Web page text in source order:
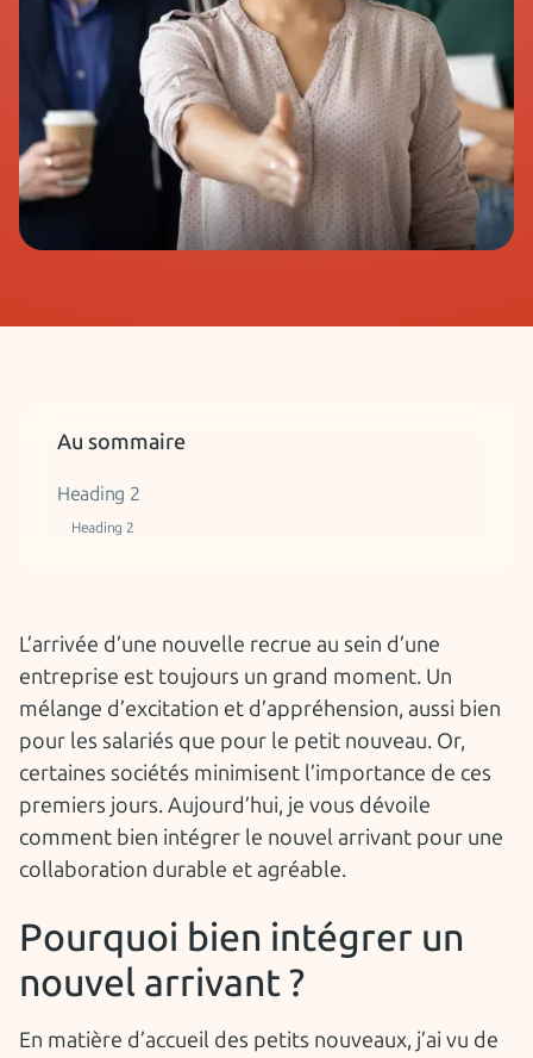
L’arrivée d’une nouvelle recrue au sein d’une
entreprise est toujours un grand moment. Un
mélange d’excitation et d’appréhension, aussi bien
pour les salariés que pour le petit nouveau. Or,
certaines sociétés minimisent l’importance de ces
premiers jours. Aujourd’hui, je vous dévoile
comment bien intégrer le nouvel arrivant pour une
collaboration durable et agréable.
Pourquoi bien intégrer un
nouvel arrivant ?
En matière d’accueil des petits nouveaux, j’ai vu de
Au sommaire
Heading 2
Heading 2